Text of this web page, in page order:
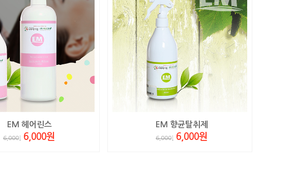
EM 헤어린스
6,000 6,000원
EM 향균탈취제
6,000 6,000원